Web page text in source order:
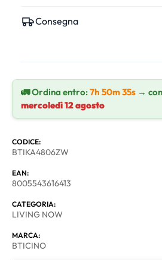
Consegna
🚛 Ordina entro:7h 50m 35s →
mercoledì 12 agosto
CODICE:
BTIKA4806ZW
EAN:
8005543616413
CATEGORIA:
LIVING NOW
MARCA:
BTICINO